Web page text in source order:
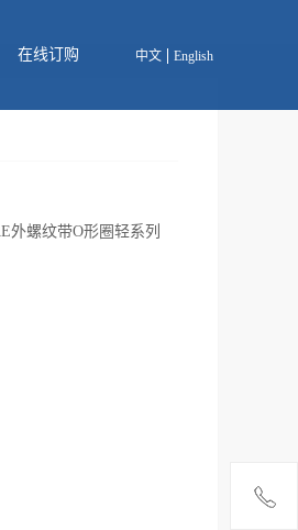
中文 English
在线订购
外螺纹带O形圈轻系列